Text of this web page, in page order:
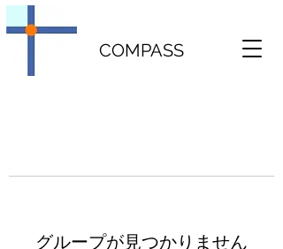
COMPASS
グループが見つかりません